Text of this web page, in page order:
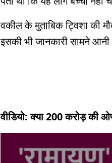
वकील के मुताबिक ट्विशा की
इसकी भी जानकारी सामने आनी
वीडियो: क्या 200 करोड़ की